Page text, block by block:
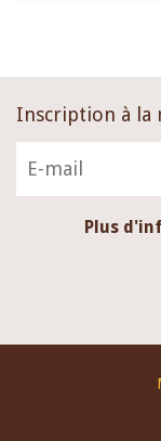
Inscription à la
Plus